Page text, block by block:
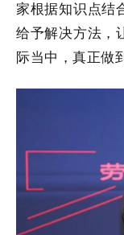
家根据知识点结
给予解决方法，
际当中，真正做